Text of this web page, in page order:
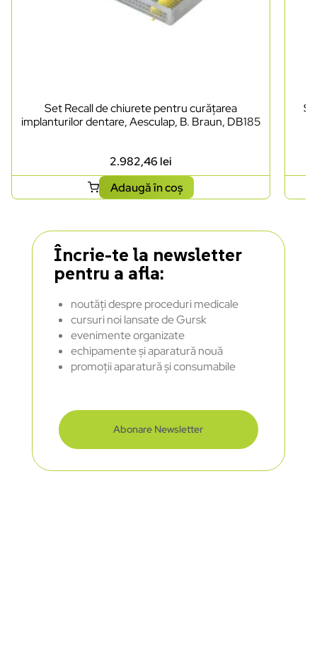
Set Recall de chiurete pentru curățarea
implanturilor dentare, Aesculap, B. Braun, DB185
2.982,46 lei
Adaugă în coș
Încrie-te la newsletter
pentru a afla:
noutăți despre proceduri medicale
cursuri noi lansate de Gursk
evenimente organizate
echipamente și aparatură nouă
promoții aparatură și consumabile
Abonare Newsletter